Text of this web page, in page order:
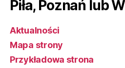
Piła, Poznań lub
Aktualności
Mapa strony
Przykładowa strona